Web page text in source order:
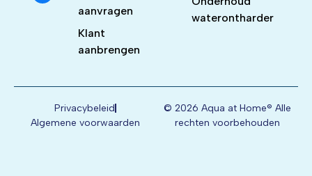
aanvragen
Klant
aanbrengen
waterontharder
© 2026 Aqua at Home® Alle
rechten voorbehouden
Privacybeleid
Algemene voorwaarden